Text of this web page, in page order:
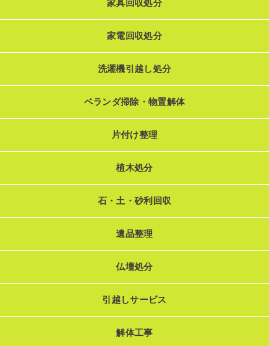
家具回収処分
家電回収処分
洗濯機引越し処分
ベランダ掃除・物置解体
片付け整理
植木処分
石・土・砂利回収
遺品整理
仏壇処分
引越しサービス
解体工事